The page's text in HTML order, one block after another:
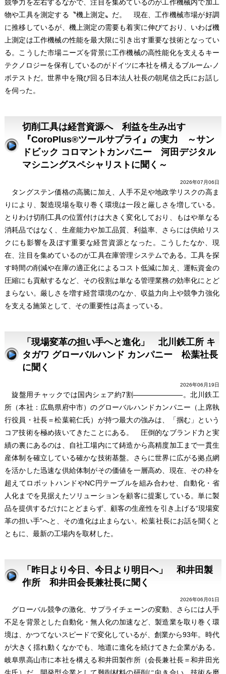
競争力を左右するなかで、注目を集めているのが工作機械内で加工
物や工具を測定する〝機上測定〟だ。 現在、工作機械市場が好調
に推移しているが、機上測定の需要も着実に伸びており、いわば機
上測定は工作機械の性能を最大限に引き出す重要な技術となってい
る。こうした市場ニーズを背景に工作機械の高性能化を支えるキー
テクノロジーを保有しているのがドイツに本社を構えるブルーム-ノ
ボテストだ。世界中を飛び回る日本法人社長の朝尾信之氏にお話し
を伺った。
切削工具は経営資源へ 利益を生み出す
『CoroPlus®ツールサプライ』の実力 ～サン
ドビック コロマントカンパニー 河田デジタル
マシニングスペシャリストに聞く～
2026年07月06日
タングステン価格の高騰に加え、人手不足や地政学リスクの高ま
りにより、製造現場を取り巻く環境は一段と厳しさを増している。
とりわけ切削工具の位置付けは大きく変化しており、もはや単なる
消耗品ではなく、生産能力や加工品質、利益率、さらには供給リス
クにも影響を及ぼす重要な経営資源となった。こうしたなか、現
在、注目を集めているのが工具在庫管理システムである。工具を探
す時間の削減や在庫の適正化によるコスト低減に加え、運転資金の
圧縮にも貢献するなど、その役割は単なる管理業務の効率化にとど
まらない。厳しさを増す経営環境のなか、収益力向上や競争力強化
を支える施策として、その重要性は高まっている。
「現場変革の担い手へと進化」 北川鉄工所 キ
タガワ グローバルハンド カンパニー 松葉社長
に聞く
2026年06月19日
旋盤用チャックでは国内シェア約7割―――――――。北川鉄工
所（本社：広島県府中市）のグローバルハンドカンパニー（上席執
行役員・社長＝松葉範仁氏）が持つ最大の強みは、「掴む」という
コア技術を極め抜いてきたことにある。 圧倒的なブランド力と実
績の裏にあるのは、自社工場内にて鋳造から高精度加工まで一貫生
産体制を確立している確かな技術基盤。さらに世界に広がる拠点網
を活かした迅速な供給体制がその価値を一層高め、現在、その枠を
超えてロボットハンドやNC円テーブルを組み合わせ、自動化・省
人化までを見据えたソリューションを顧客に提案している。単に製
品を提供するだけにとどまらず、顧客の生産性を引き上げる“現場変
革の担い手”へと、その進化は止まらない。松葉社長にお話を聞くと
ともに、最新の工場内を取材した。
「昨日より今日、今日より明日へ」 和井田製
作所 和井田会長兼社長に聞く
2026年06月01日
グローバル競争の激化、サプライチェーンの変動、さらには人手
不足を背景とした自動化・無人化の加速など、製造業を取り巻く環
境は、かつてないスピードで変化しているが、創業から93年。時代
が大きく揺れ動くなかでも、地道に進化を続けてきた企業がある。
岐阜県高山市に本社を構える和井田製作所（会長兼社長＝和井田光